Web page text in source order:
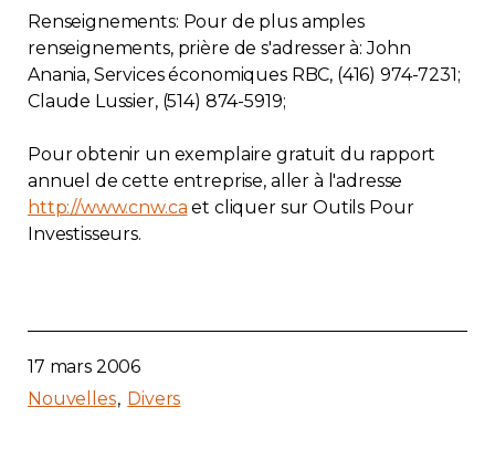
Renseignements: Pour de plus amples
renseignements, prière de s'adresser à: John
Anania, Services économiques RBC, (416) 974-7231;
Claude Lussier, (514) 874-5919;
Pour obtenir un exemplaire gratuit du rapport
annuel de cette entreprise, aller à l'adresse
http://www.cnw.ca et cliquer sur Outils Pour
Investisseurs.
17 mars 2006
Nouvelles Divers